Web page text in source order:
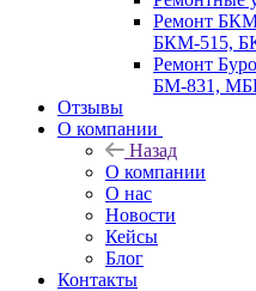
Ремонт
БКМ-515,
Ремонт
БМ-831,
Отзывы
О компании
Назад
О компании
О нас
Новости
Кейсы
Блог
Контакты